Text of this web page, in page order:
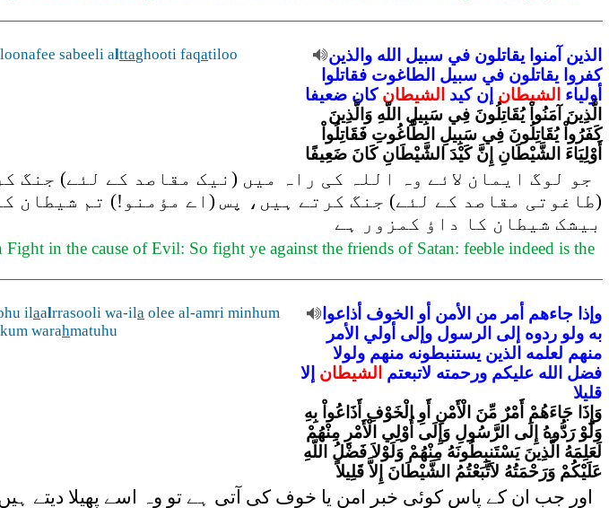
sabeeli alttaghooti faqatiloo
الذين آمنوا يقاتلون في سبيل الله والذين
كفروا يقاتلون في سبيل الطاغوت فقاتلوا
أولياء الشيطان إن كيد الشيطان كان ضعيفا
الَّذِينَ آمَنُواْ يُقَاتِلُونَ فِي سَبِيلِ اللّهِ وَالَّذِينَ
كَفَرُواْ يُقَاتِلُونَ فِي سَبِيلِ الطَّاغُوتِ فَقَاتِلُواْ
أَوْلِيَاءَ الشَّيْطَانِ إِنَّ كَيْدَ الشَّيْطَانِ كَانَ ضَعِيفًا
جو لوگ ایمان لائے وہ اللہ کی راہ میں (نیک مقاصد کے لئے)
(طاغوتی مقاصد کے لئے) جنگ کرتے ہیں، پس (اے مؤمنو!) تم شیطان
بیشک شیطان کا داؤ کمزور ہے
in the cause of Evil: So fight ye against the friends of Satan: feeble indeed is the
ilaalrrasooli wa-ila olee al-amri minhum
warahmatuhu
وإذا جاءهم أمر من الأمن أو الخوف أذاعوا
به ولو ردوه إلى الرسول وإلى أولي الأمر
منهم لعلمه الذين يستنبطونه منهم ولولا
فضل الله عليكم ورحمته لاتبعتم الشيطان إلا
قليلا
وَإِذَا جَاءَهُمْ أَمْرٌ مِّنَ الْأَمْنِ أَوِ الْخَوْفِ أَذَاعُواْ بِهِ
وَلَوْ رَدُّوهُ إِلَى الرَّسُولِ وَإِلَى أُوْلِي الْأَمْرِ مِنْهُمْ
لَعَلِمَهُ الَّذِينَ يَسْتَنبِطُونَهُ مِنْهُمْ وَلَوْلاَ فَضْلُ اللّهِ
عَلَيْكُمْ وَرَحْمَتُهُ لاَتَّبَعْتُمُ الشَّيْطَانَ إِلاَّ قَلِيلاً
اور جب ان کے پاس کوئی خبر امن یا خوف کی آتی ہے تو وہ اسے پھیلا دیتے